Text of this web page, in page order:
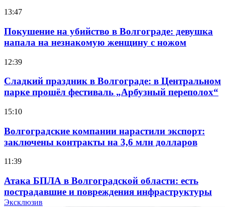
13:47
Покушение на убийство в Волгограде: девушка
напала на незнакомую женщину с ножом
12:39
Сладкий праздник в Волгограде: в Центральном
парке прошёл фестиваль „Арбузный переполох“
15:10
Волгоградские компании нарастили экспорт:
заключены контракты на 3,6 млн долларов
11:39
Атака БПЛА в Волгоградской области: есть
пострадавшие и повреждения инфраструктуры
Эксклюзив